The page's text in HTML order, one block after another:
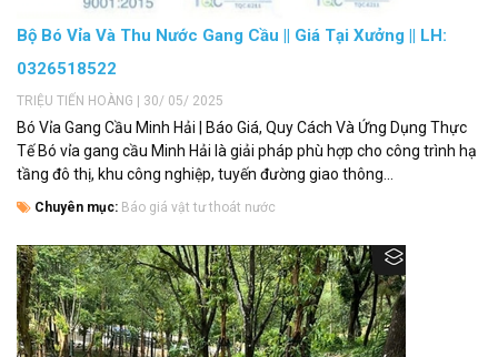
Bộ Bó Vỉa Và Thu Nước Gang Cầu || Giá Tại Xưởng || LH:
0326518522
TRIỆU TIẾN HOÀNG | 30/ 05/ 2025
Bó Vỉa Gang Cầu Minh Hải | Báo Giá, Quy Cách Và Ứng Dụng Thực
Tế Bó vỉa gang cầu Minh Hải là giải pháp phù hợp cho công trình hạ
tầng đô thị, khu công nghiệp, tuyến đường giao thông...
Chuyên mục: Báo giá vật tư thoát nước